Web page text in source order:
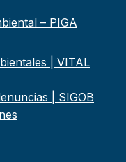
– PIGA
| VITAL
| SIGOB